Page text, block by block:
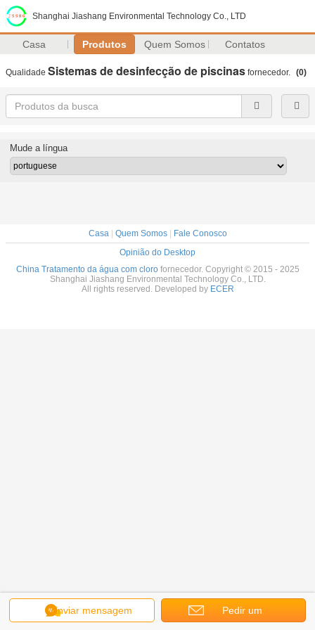
Shanghai Jiashang Environmental Technology Co., LTD
Casa Produtos Quem Somos Contatos
Qualidade Sistemas de desinfecção de piscinas fornecedor. (0)
Enviar mensagem Pedir um
Mude a língua
Casa| Quem Somos|
Fale Conosco
Opinião do Desktop
China Tratamento da água com clorofornecedor. Copyright © 2015 - 2025
Shanghai Jiashang Environmental Technology Co., LTD.
All rights reserved. Developed by ECER